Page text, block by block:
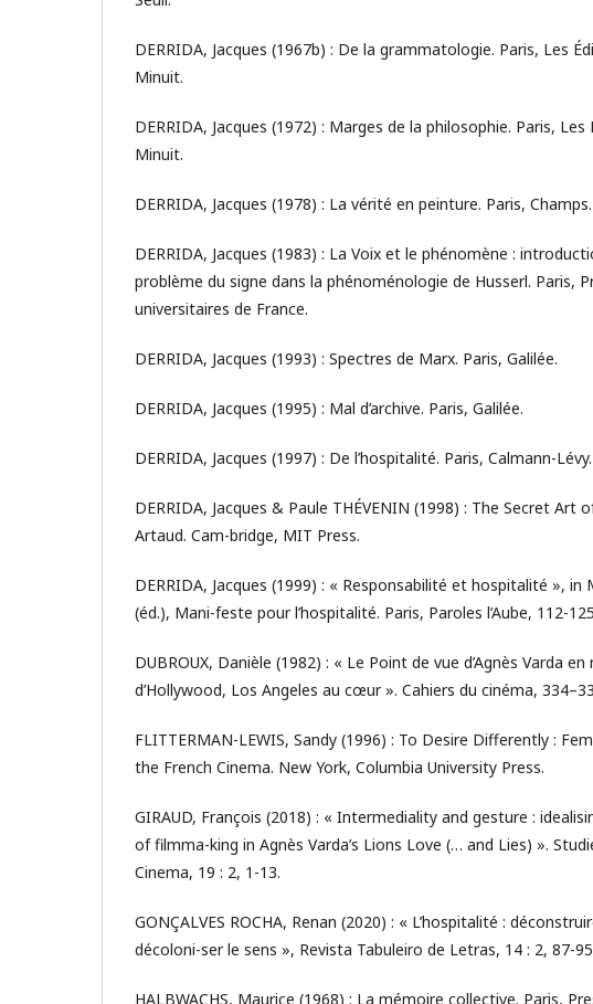
DERRIDA, Jacques (1967b) : De la grammatologie. Paris, Les
Minuit.
DERRIDA, Jacques (1972) : Marges de la philosophie. Paris, Les
Minuit.
DERRIDA, Jacques (1978) : La vérité en peinture. Paris, Champs.
DERRIDA, Jacques (1983) : La Voix et le phénomène :
problème du signe dans la phénoménologie de Husserl. Paris,
universitaires de France.
DERRIDA, Jacques (1993) : Spectres de Marx. Paris, Galilée.
DERRIDA, Jacques (1995) : Mal d’archive. Paris, Galilée.
DERRIDA, Jacques (1997) : De l’hospitalité. Paris, Calmann-Lévy.
DERRIDA, Jacques & Paule THÉVENIN (1998) : The Secret Art
Artaud. Cam-bridge, MIT Press.
DERRIDA, Jacques (1999) : « Responsabilité et hospitalité », in
(éd.), Mani-feste pour l’hospitalité. Paris, Paroles l’Aube, 112-
DUBROUX, Danièle (1982) : « Le Point de vue d’Agnès Varda en
d’Hollywood, Los Angeles au cœur ». Cahiers du cinéma,
FLITTERMAN-LEWIS, Sandy (1996) : To Desire Differently :
the French Cinema. New York, Columbia University Press.
GIRAUD, François (2018) : « Intermediality and gesture :
of filmma-king in Agnès Varda’s Lions Love (… and Lies) ».
Cinema, 19 : 2, 1-13.
GONÇALVES ROCHA, Renan (2020) : « L’hospitalité :
décoloni-ser le sens », Revista Tabuleiro de Letras, 14 : 2, 87-
HALBWACHS, Maurice (1968) : La mémoire collective. Paris,